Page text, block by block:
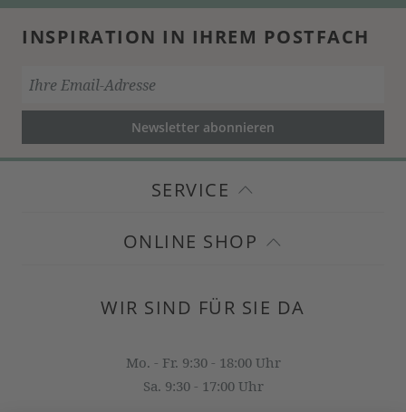
INSPIRATION IN IHREM POSTFACH
Newsletter abonnieren
SERVICE
ONLINE SHOP
WIR SIND FÜR SIE DA
Mo. - Fr. 9:30 - 18:00 Uhr
Sa. 9:30 - 17:00 Uhr